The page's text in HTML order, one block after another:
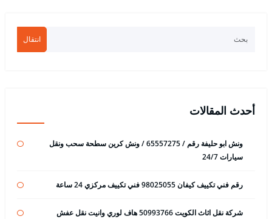
انتقال
أحدث المقالات
ونش ابو حليفة رقم / 65557275 / ونش كرين سطحة سحب ونقل
سيارات 24/7
رقم فني تكييف كيفان 98025055 فني تكييف مركزي 24 ساعة
شركة نقل اثاث الكويت 50993766 هاف لوري وانيت نقل عفش